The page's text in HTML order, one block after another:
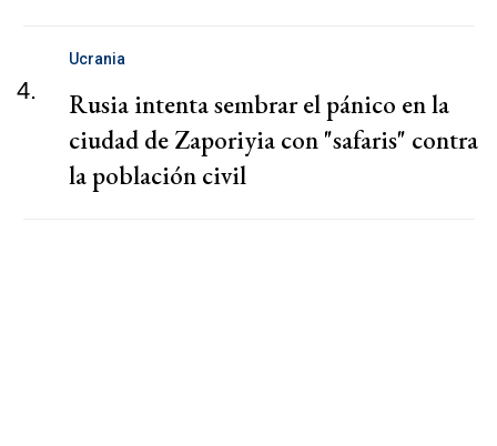
4.
Ucrania
Rusia intenta sembrar el pánico en la
ciudad de Zaporiyia con "safaris" contra
la población civil